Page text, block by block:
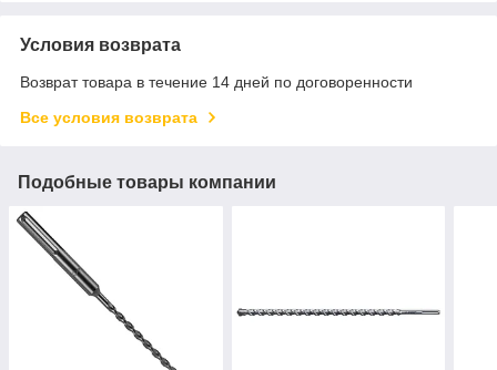
Условия возврата
Возврат товара в течение 14 дней по договоренности
Все условия возврата
Подобные товары компании